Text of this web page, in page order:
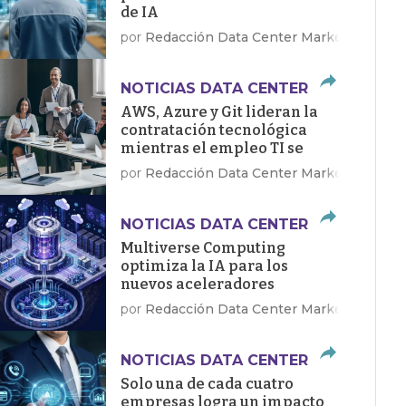
de IA
por Redacción Data Center Market
NOTICIAS DATA CENTER
AWS, Azure y Git lideran la
contratación tecnológica
mientras el empleo TI se
recupera en EE.UU.
por Redacción Data Center Market
NOTICIAS DATA CENTER
Multiverse Computing
optimiza la IA para los
nuevos aceleradores
Dragonfly de Qualcomm
por Redacción Data Center Market
NOTICIAS DATA CENTER
Solo una de cada cuatro
empresas logra un impacto